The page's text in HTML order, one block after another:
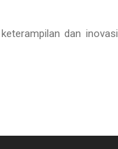
dan inovasi